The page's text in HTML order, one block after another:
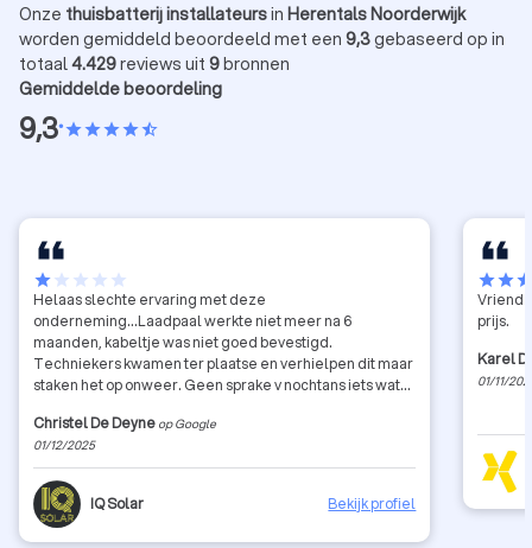
Onze thuisbatterij installateursin Herentals Noorderwijk
worden gemiddeld beoordeeld met een 9,3gebaseerd op in
totaal4.429reviews uit 9bronnen
Gemiddelde beoordeling
9,3•starstarstarstarstar_half
starstar star star star
Helaas slechte ervaring met deze
onderneming...Laadpaal werkte niet meer na 6
maanden, kabeltje was niet goed bevestigd.
Techniekers kwamen ter plaatse en verhielpen dit maar
staken het op onweer. Geen sprake v nochtans iets wat
175 euro en agressieve, bedreigende mails en geen
enkele constructief overleg, gesprek of compromis
mogelijk. Echt niet net netjes. Geen aanrader dus.
Christel De Deyne op Google
01/12/2025
IQ Solar Bekijk profiel
starstar
prijs.
Karel
01/11/